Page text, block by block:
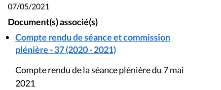
07/05/2021
Document(s) associé(s)
Compte rendu de séance et commission
plénière - 37 (2020 - 2021)
Compte rendu de la séance plénière du 7 mai
2021